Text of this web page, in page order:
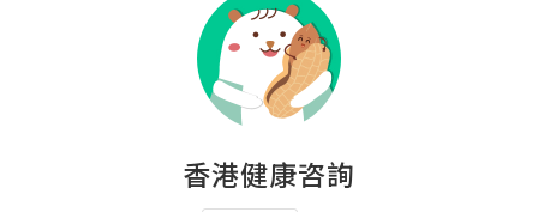
香港健康咨詢